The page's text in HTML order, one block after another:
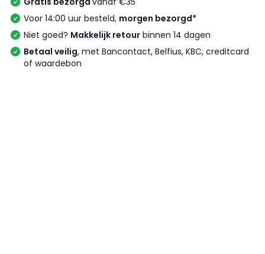
Voor 14:00 uur besteld, morgen bezorgd*
Niet goed? Makkelijk retour binnen 14 dagen
Betaal veilig, met Bancontact, Belfius, KBC, creditcard
of waardebon